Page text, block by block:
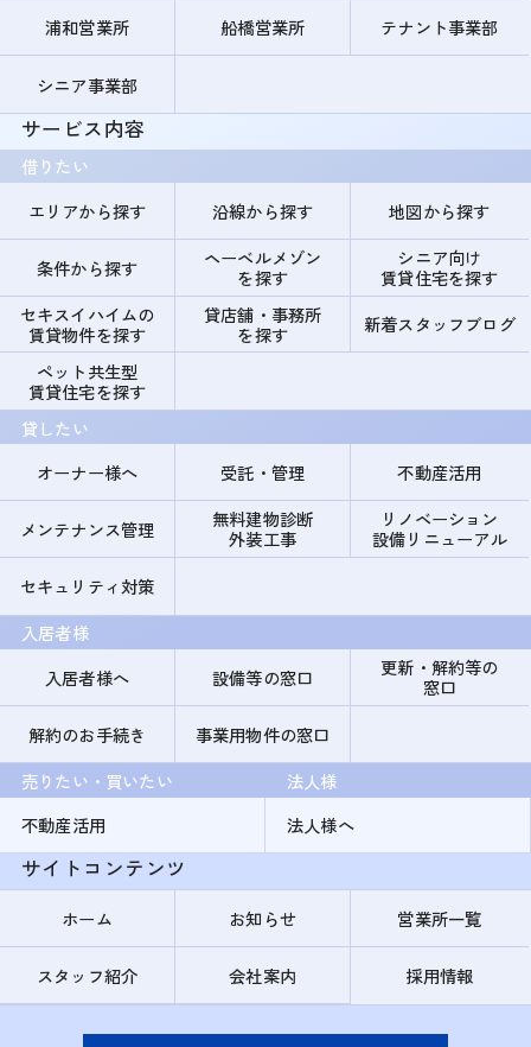
浦和営業所 船橋営業所 テナント事業部
シニア事業部
サービス内容
借りたい
エリアから探す
沿線から探す 地図から探す
条件から探す
ヘーベルメゾン
を探す
シニア向け
賃貸住宅を探す
セキスイハイムの
賃貸物件を探す
貸店舗・事務所
を探す
新着スタッフブログ
ペット共生型
賃貸住宅を探す
貸したい
オーナー様へ
受託・管理 不動産活用
メンテナンス管理
無料建物診断
外装工事
リノベーション
設備リニューアル
セキュリティ対策
入居者様
入居者様へ
設備等の窓口
更新・解約等の
窓口
解約のお手続き
事業用物件の窓口
売りたい・買いたい
不動産活用
法人様
法人様へ
サイトコンテンツ
ホーム お知らせ 営業所一覧
スタッフ紹介 会社案内 採用情報